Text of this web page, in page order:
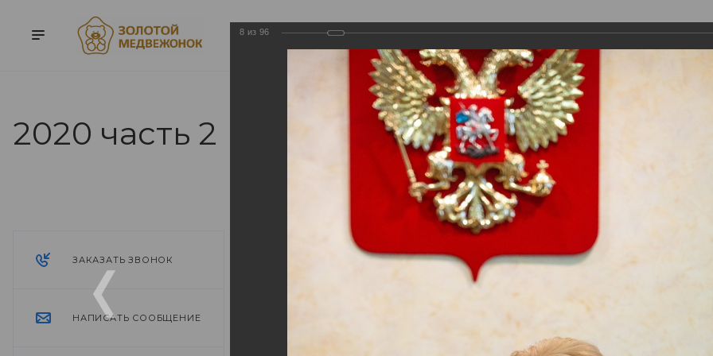
О ПРЕМИИ НОМИНАЦИИ ЭКСПЕРТЫ
2020 часть 2
ЗАКАЗАТЬ ЗВОНОК
НАПИСАТЬ СООБЩЕНИЕ
8 из 96